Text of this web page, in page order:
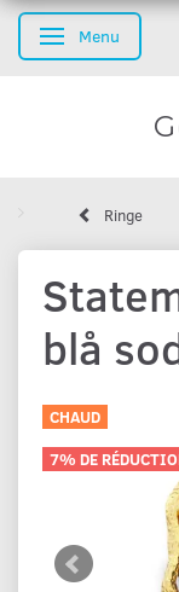
Basculer la
Menu
Ringe
blå
CHAUD
7% DE